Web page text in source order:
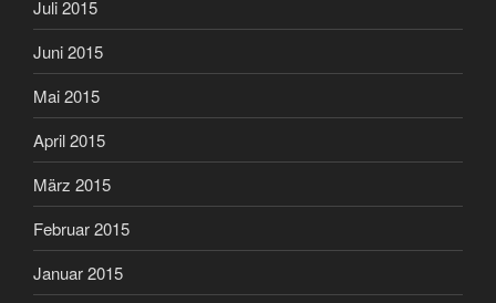
Juli 2015
Juni 2015
Mai 2015
April 2015
März 2015
Februar 2015
Januar 2015